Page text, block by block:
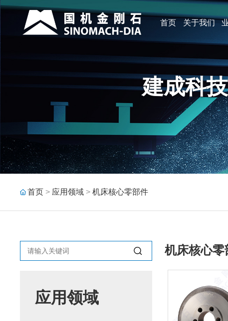
首页 关于我们
建成科
首页 > 应用领域 >机床核心零部件
应用领域
机床核心零